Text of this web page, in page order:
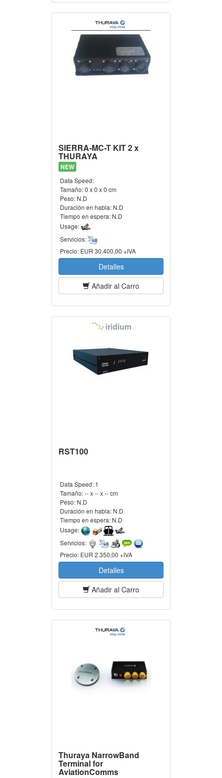
SIERRA-MC-T KIT 2 x
THURAYA
NEW
Data Speed:
Tamaño:0 x 0 x 0 cm
Peso: N.D
Duración en habla: N.D
Tiempo en espera: N.D
Usage:
Servicios:
Precio: EUR 30.400,00 +IVA
Detalles
Añadir al Carro
RST100
Data Speed: 1
Tamaño:-- x -- x -- cm
Peso: N.D
Duración en habla: N.D
Tiempo en espera: N.D
Usage:
Servicios:
Precio: EUR 2.350,00 +IVA
Detalles
Añadir al Carro
Thuraya NarrowBand
Terminal for
AviationComms